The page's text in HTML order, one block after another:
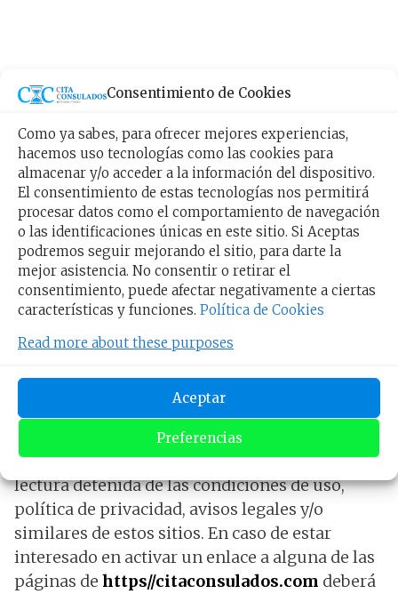
Consentimiento de Cookies
Como ya sabes, para ofrecer mejores experiencias,
hacemos uso tecnologías como las cookies para
almacenar y/o acceder a la información del dispositivo.
El consentimiento de estas tecnologías nos permitirá
procesar datos como el comportamiento de navegación
o las identificaciones únicas en este sitio. Si Aceptas
podremos seguir mejorando el sitio, para darte la
mejor asistencia. No consentir o retirar el
consentimiento, puede afectar negativamente a ciertas
características y funciones. Política de Cookies
Read more about these purposes
Aceptar
Preferencias
ENLACES O LINKS
Al igual que se indica anteriormente, nuestra
página, además de los enlaces sobre productos,
puede incluir enlaces o links a sitios de
terceros. Reiteramos que las páginas
pertenecientes a estos terceros no han sido
revisadas ni son objeto de controles por parte
dehttps//citaconsulados.com, por lo que
https//citaconsulados.comno podrá ser
considerada responsable de los contenidos de
estos sitios web, ni de las medidas que se
tratamiento de sus datos de carácter personal
u otros que pudieran derivarse.
https//citaconsulados.comrecomienda la
lectura detenida de las condiciones de uso,
política de privacidad, avisos legales y/o
similares de estos sitios. En caso de estar
interesado en activar un enlace a alguna de las
páginas de https//citaconsulados.com deberá